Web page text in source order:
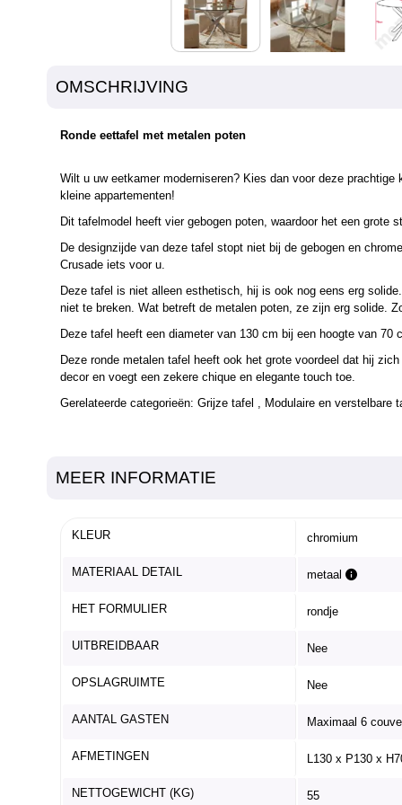
OMSCHRIJVING
Ronde eettafel met metalen poten
Wilt u uw eetkamer moderniseren? Kies dan voor deze
kleine appartementen!
Dit tafelmodel heeft vier gebogen poten, waardoor het een grote
De designzijde van deze tafel stopt niet bij de gebogen en
Crusade iets voor u.
Deze tafel is niet alleen esthetisch, hij is ook nog eens erg
niet te breken. Wat betreft de metalen poten, ze zijn erg solide.
Deze tafel heeft een diameter van 130 cm bij een hoogte van
Deze ronde metalen tafel heeft ook het grote voordeel dat hij
decor en voegt een zekere chique en elegante touch toe.
Gerelateerde categorieën: Grijze tafel , Modulaire en verstelbare
MEER INFORMATIE
KLEUR chromium
MATERIAAL DETAIL metaal
HET FORMULIER rondje
UITBREIDBAAR Nee
OPSLAGRUIMTE Nee
AANTAL GASTEN Maximaal 6
AFMETINGEN L130 x P130 x
NETTOGEWICHT (KG) 55